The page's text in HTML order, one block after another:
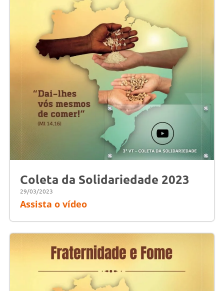
Coleta da Solidariedade 2023
29/03/2023
Assista o vídeo